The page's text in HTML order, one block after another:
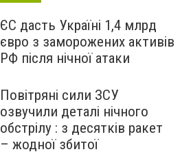
ЄС дасть Україні 1,4 млрд
євро з заморожених активів
РФ після нічної атаки
Повітряні сили ЗСУ
озвучили деталі нічного
обстрілу : з десятків ракет
– жодної збитої